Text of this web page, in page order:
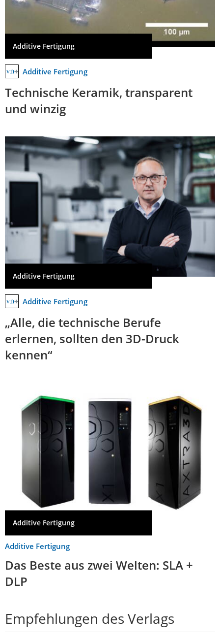
Additive Fertigung
Additive Fertigung
Technische Keramik, transparent
und winzig
Additive Fertigung
Additive Fertigung
„Alle, die technische Berufe
erlernen, sollten den 3D-Druck
kennen“
Additive Fertigung
Additive Fertigung
Das Beste aus zwei Welten: SLA +
DLP
Empfehlungen des Verlags